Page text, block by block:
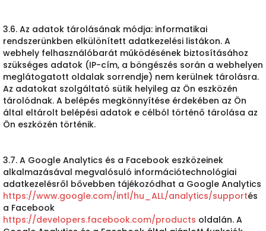
3.6. Az adatok tárolásának módja: informatikai
rendszerünkben elkülönített adatkezelési listákon. A
webhely felhasználóbarát működésének biztosításához
szükséges adatok (IP-cím, a böngészés során a webhelyen
meglátogatott oldalak sorrendje) nem kerülnek tárolásra.
Az adatokat szolgáltató sütik helyileg az Ön eszközén
tárolódnak. A belépés megkönnyítése érdekében az Ön
által eltárolt belépési adatok e célból történő tárolása az
Ön eszközén történik.
3.7. A Google Analytics és a Facebook eszközeinek
alkalmazásával megvalósuló információtechnológiai
adatkezelésről bővebben tájékozódhat a Google Analytics
https://www.google.com/intl/hu_ALL/analytics/supportés
a Facebook
https://developers.facebook.com/products oldalán. A